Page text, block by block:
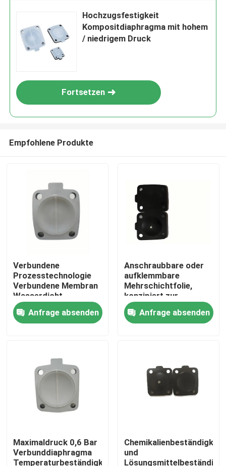
Zu Hause
Über uns
Hochzugsfestigkeit
Kompositdiaphragma mit hohem
/ niedrigem Druck
Fortsetzen
Empfohlene Produkte
Verbundene
Prozesstechnologie
Verbundene Membran
Wasserdicht
Maximaldruck 0,6 bar
Konzipiert für lang
anhaltende Leistung
Anfrage absenden
Anschraubbare oder
aufklemmbare
Mehrschichtfolie,
konzipiert zur
Beständigkeit gegen
Chemikalien und
Lösungsmittel, die die
Anfrage absenden
Maximaldruck 0,6 Bar
Verbunddiaphragma
Temperaturbeständigkeit
Chemikalienbeständigkeit
und